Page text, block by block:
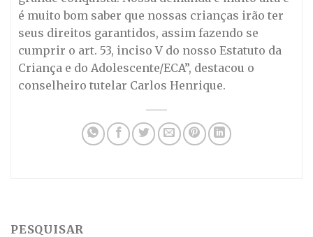
é muito bom saber que nossas crianças irão ter
seus direitos garantidos, assim fazendo se
cumprir o art. 53, inciso V do nosso Estatuto da
Criança e do Adolescente/ECA”, destacou o
conselheiro tutelar Carlos Henrique.
PESQUISAR